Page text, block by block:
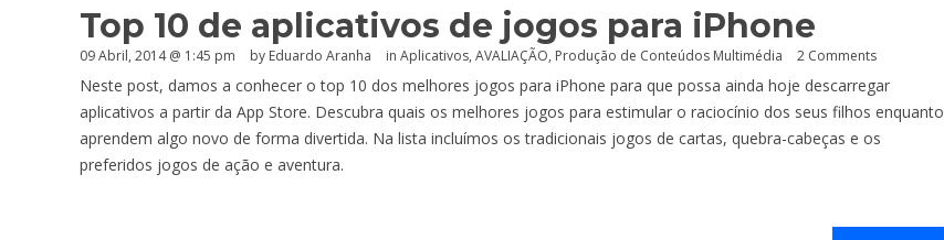
Top 10 de aplicativos de jogos para iPhone
09 Abril, 2014 @ 1:45 pm by Eduardo Aranha in Aplicativos, AVALIAÇÃO, Produção de Conteúdos Multimédia 2 Comments
Neste post, damos a conhecer o top 10 dos melhores jogos para iPhone para que possa ainda hoje descarregar
aplicativos a partir da App Store. Descubra quais os melhores jogos para estimular o raciocínio dos seus filhos enquanto
aprendem algo novo de forma divertida. Na lista incluímos os tradicionais jogos de cartas, quebra-cabeças e os
preferidos jogos de ação e aventura.